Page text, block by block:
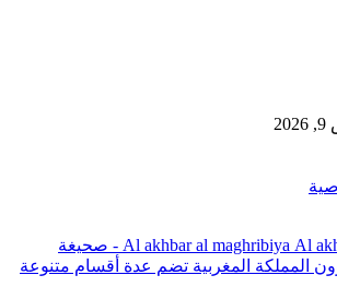
Al akhbar al maghribiya - صحيغة
المملكة المغربية تضم عدة أقسام متنوعة